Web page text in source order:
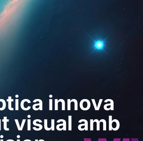
Sol · licita una
demostració
innova
visual amb